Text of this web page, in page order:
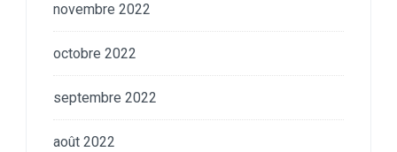
novembre 2022
octobre 2022
septembre 2022
août 2022